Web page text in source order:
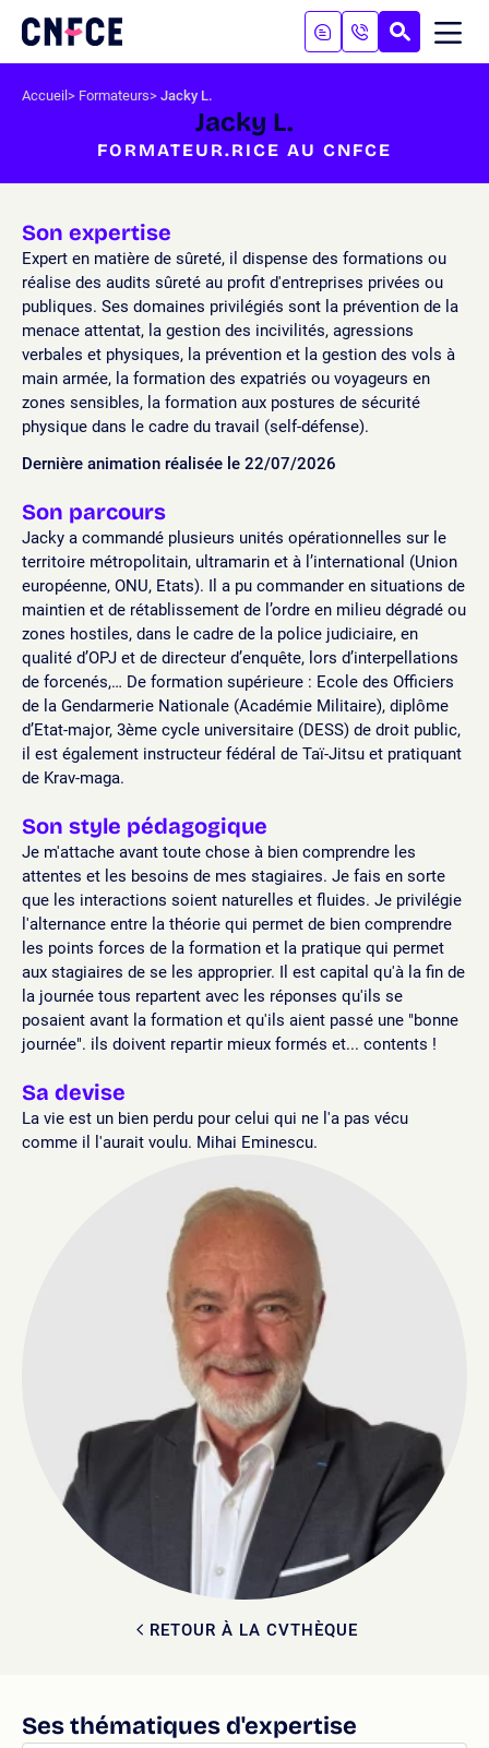
contenu
à
recherche
Logo
site
Accueil Formateurs Jacky L.
Jacky L.
FORMATEUR.RICE AU CNFCE
RETOUR À LA CVTHÈQUE
Son expertise
Expert en matière de sûreté, il dispense des formations ou
réalise des audits sûreté au profit d'entreprises privées ou
publiques. Ses domaines privilégiés sont la prévention de la
menace attentat, la gestion des incivilités, agressions
verbales et physiques, la prévention et la gestion des vols à
main armée, la formation des expatriés ou voyageurs en
zones sensibles, la formation aux postures de sécurité
physique dans le cadre du travail (self-défense).
Dernière animation réalisée le 22/07/2026
Son parcours
Jacky a commandé plusieurs unités opérationnelles sur le
territoire métropolitain, ultramarin et à l’international (Union
européenne, ONU, Etats). Il a pu commander en situations de
maintien et de rétablissement de l’ordre en milieu dégradé ou
zones hostiles, dans le cadre de la police judiciaire, en
qualité d’OPJ et de directeur d’enquête, lors d’interpellations
de forcenés,… De formation supérieure : Ecole des Officiers
de la Gendarmerie Nationale (Académie Militaire), diplôme
d’Etat-major, 3ème cycle universitaire (DESS) de droit public,
il est également instructeur fédéral de Taï-Jitsu et pratiquant
de Krav-maga.
Son style pédagogique
Je m'attache avant toute chose à bien comprendre les
attentes et les besoins de mes stagiaires. Je fais en sorte
que les interactions soient naturelles et fluides. Je privilégie
l'alternance entre la théorie qui permet de bien comprendre
les points forces de la formation et la pratique qui permet
aux stagiaires de se les approprier. Il est capital qu'à la fin de
la journée tous repartent avec les réponses qu'ils se
posaient avant la formation et qu'ils aient passé une "bonne
journée". ils doivent repartir mieux formés et... contents !
Sa devise
La vie est un bien perdu pour celui qui ne l'a pas vécu
comme il l'aurait voulu. Mihai Eminescu.
Ses thématiques d'expertise